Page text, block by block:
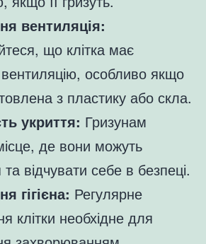
вентиляція:
що клітка має
особливо якщо
з пластику або скла.
укриття: Гризунам
де вони можуть
відчувати себе в безпеці.
гігієна: Регулярне
клітки необхідне для